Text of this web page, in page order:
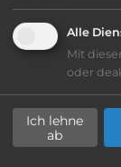
Alle
Mit
oder
Ich lehne
ab